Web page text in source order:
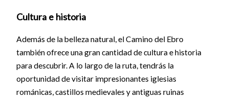
Cultura e historia
Además de la belleza natural, el Camino del Ebro
también ofrece una gran cantidad de cultura e historia
para descubrir. A lo largo de la ruta, tendrás la
oportunidad de visitar impresionantes iglesias
románicas, castillos medievales y antiguas ruinas